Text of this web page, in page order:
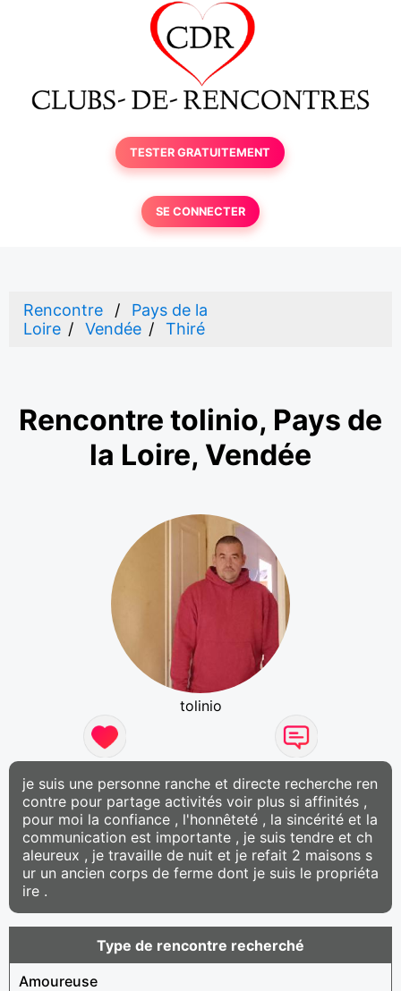
TESTER GRATUITEMENT
SE CONNECTER
Rencontre
Pays de la
Loire
Vendée Thiré
Rencontre tolinio, Pays de
la Loire, Vendée
tolinio
je suis une personne ranche et directe recherche ren
contre pour partage activités voir plus si affinités ,
pour moi la confiance , l'honnêteté , la sincérité et la
communication est importante , je suis tendre et ch
aleureux , je travaille de nuit et je refait 2 maisons s
ur un ancien corps de ferme dont je suis le propriéta
ire .
Type de rencontre recherché
Amoureuse